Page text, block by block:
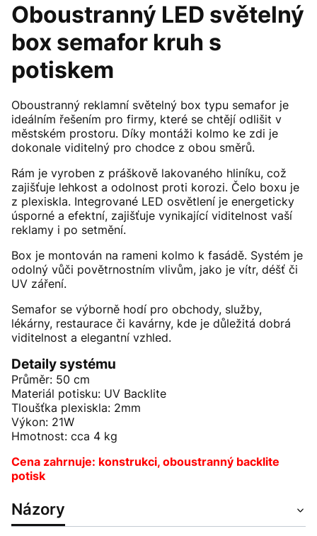
Oboustranný LED světelný
box semafor kruh s
potiskem
Oboustranný reklamní světelný box typu semafor je
ideálním řešením pro firmy, které se chtějí odlišit v
městském prostoru. Díky montáži kolmo ke zdi je
dokonale viditelný pro chodce z obou směrů.
Rám je vyroben z práškově lakovaného hliníku, což
zajišťuje lehkost a odolnost proti korozi. Čelo boxu je
z plexiskla. Integrované LED osvětlení je energeticky
úsporné a efektní, zajišťuje vynikající viditelnost vaší
reklamy i po setmění.
Box je montován na rameni kolmo k fasádě. Systém je
odolný vůči povětrnostním vlivům, jako je vítr, déšť či
UV záření.
Semafor se výborně hodí pro obchody, služby,
lékárny, restaurace či kavárny, kde je důležitá dobrá
viditelnost a elegantní vzhled.
Detaily systému
Průměr: 50 cm
Materiál potisku: UV Backlite
Tloušťka plexiskla: 2mm
Výkon: 21W
Hmotnost: cca 4 kg
Cena zahrnuje: konstrukci, oboustranný backlite
potisk
Názory